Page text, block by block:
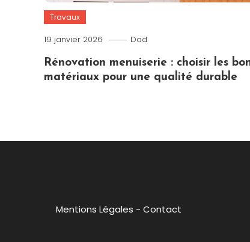
Travaux
19 janvier 2026 Dad
Rénovation menuiserie : choisir les
matériaux pour une qualité durable
Mentions Légales -Contact